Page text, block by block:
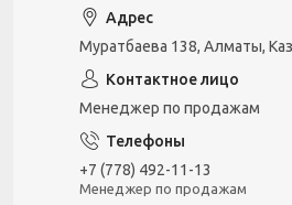
Муратбаева 138, Алматы,
Менеджер по продажам
+7 (778) 492-11-13
Менеджер по продажам